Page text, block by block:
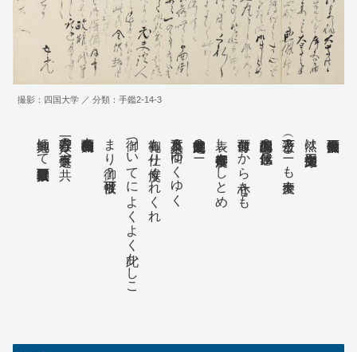
撮影：四国大学 ／ 分類：手鑑2-14-3
然は大平先生序文御届
被下千万（？）ニも大慶奉
謝候偏御心配？感佩仕候
付而菲薄なから寸心をも
表し度奉存候所御さしとめ
之趣文丸申候故御？ニ
不及其事？而ゆくゆく
御礼も仕り度候くれくれ
御ついてによくよく此かしこ
まり御？可被下候
奉存候万々一の事有之候へ共
其御地にて御取置可被下候其段